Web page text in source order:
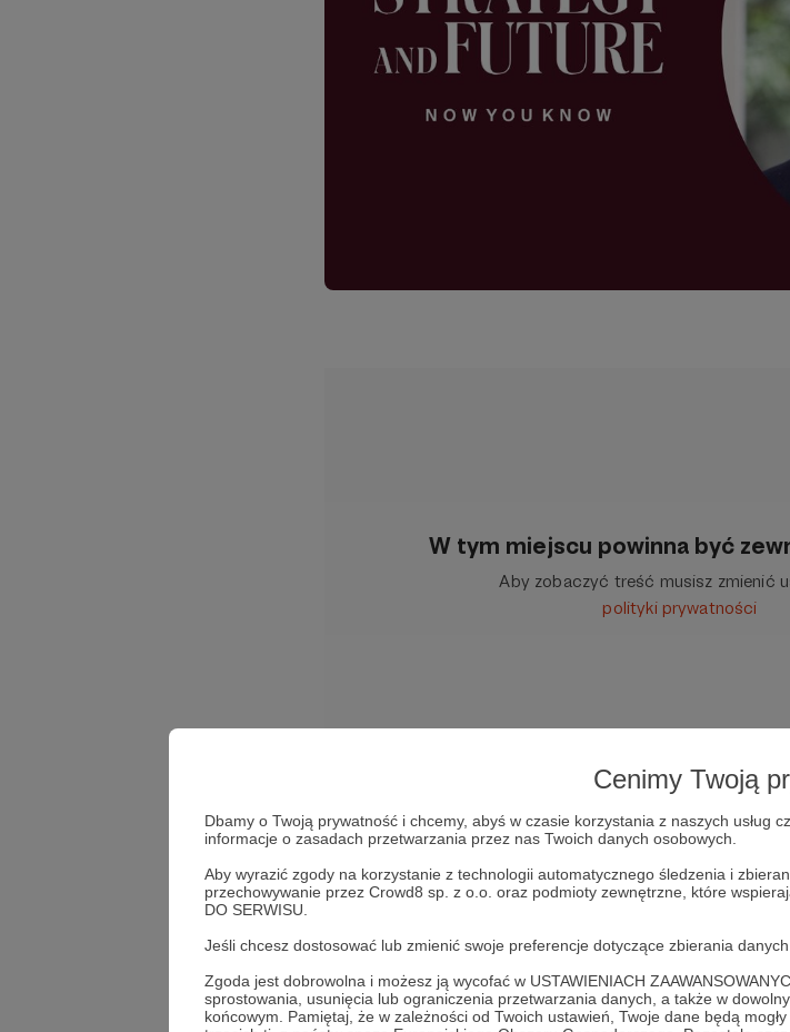
Cenimy Twoją
Dbamy o Twoją prywatność i chcemy, abyś w czasie korzystania z naszych usług
informacje o zasadach przetwarzania przez nas Twoich danych osobowych.
Aby wyrazić zgody na korzystanie z technologii automatycznego śledzenia i
przechowywanie przez Crowd8 sp. z o.o. oraz podmioty zewnętrzne, które
DO SERWISU.
Jeśli chcesz dostosować lub zmienić swoje preferencje dotyczące zbierania
Zgoda jest dobrowolna i możesz ją wycofać w USTAWIENIACH
sprostowania, usunięcia lub ograniczenia przetwarzania danych, a także w
końcowym. Pamiętaj, że w zależności od Twoich ustawień, Twoje dane będą
W tym miejscu powinna być
Aby zobaczyć treść musisz zmienić
polityki prywatności
Marek Budzisz Marek Stefan Albert
Udostępnij